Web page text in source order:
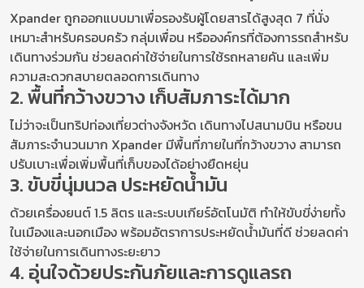
Xpander ถูกออกแบบมาเพื่อรองรับผู้โดยสารได้สูงสุด 7 ที่นั่ง
เหมาะสำหรับครอบครัว กลุ่มเพื่อน หรือองค์กรที่ต้องการรถสำหรับ
เดินทางร่วมกัน ช่วยลดค่าใช้จ่ายในการใช้รถหลายคัน และเพิ่ม
ความสะดวกสบายตลอดการเดินทาง
2. พื้นที่กว้างขวาง เก็บสัมภาระได้มาก
ไม่ว่าจะเป็นทริปท่องเที่ยวต่างจังหวัด เดินทางไปสนามบิน หรือขน
สัมภาระจำนวนมาก Xpander มีพื้นที่ภายในที่กว้างขวาง สามารถ
ปรับเบาะเพื่อเพิ่มพื้นที่เก็บของได้อย่างยืดหยุ่น
3. ขับขี่นุ่มนวล ประหยัดน้ำมัน
ด้วยเครื่องยนต์ 1.5 ลิตร และระบบเกียร์อัตโนมัติ ทำให้ขับขี่ง่ายทั้ง
ในเมืองและนอกเมือง พร้อมอัตราการประหยัดน้ำมันที่ดี ช่วยลดค่า
ใช้จ่ายในการเดินทางระยะยาว
4. อุ่นใจด้วยประกันภัยและการดูแลรถ